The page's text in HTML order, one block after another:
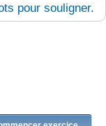
pour souligner.